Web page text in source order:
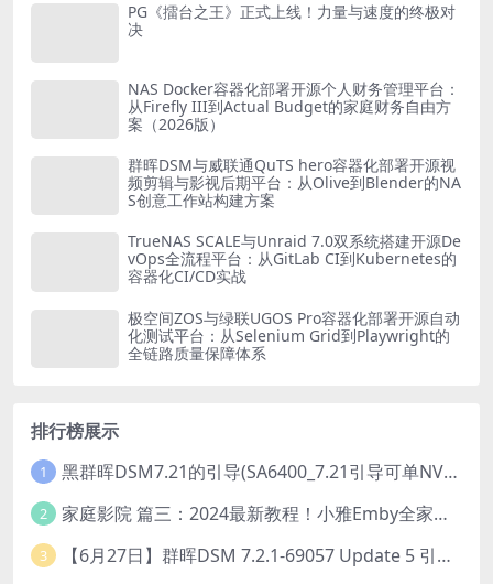
PG《擂台之王》正式上线！力量与速度的终极对
决
NAS Docker容器化部署开源个人财务管理平台：
从Firefly III到Actual Budget的家庭财务自由方
案（2026版）
群晖DSM与威联通QuTS hero容器化部署开源视
频剪辑与影视后期平台：从Olive到Blender的NA
S创意工作站构建方案
TrueNAS SCALE与Unraid 7.0双系统搭建开源De
vOps全流程平台：从GitLab CI到Kubernetes的
容器化CI/CD实战
极空间ZOS与绿联UGOS Pro容器化部署开源自动
化测试平台：从Selenium Grid到Playwright的
全链路质量保障体系
排行榜展示
1 黑群晖DSM7.21的引导(SA6400_7.21引导可单NVME安装系统）
2 家庭影院 篇三：2024最新教程！小雅Emby全家桶又是什么？它和小雅AList又有什么区别？
3 【6月27日】群晖DSM 7.2.1-69057 Update 5 引导【附半洗白序列号】